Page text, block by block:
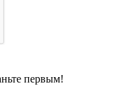
первым!